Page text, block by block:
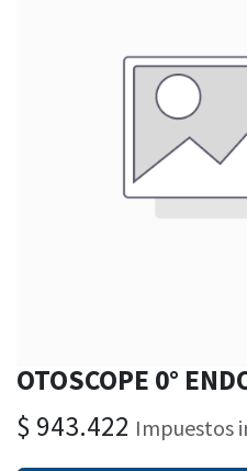
OTOSCOPE 0°
$ 943.422 Impuestos